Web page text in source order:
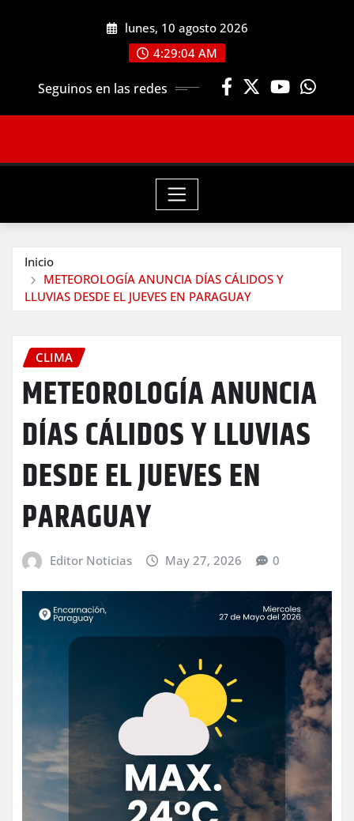
lunes, 10 agosto 2026
4:29:05 AM
Seguinos en las redes
Inicio
METEOROLOGÍA ANUNCIA DÍAS CÁLIDOS Y
LLUVIAS DESDE EL JUEVES EN PARAGUAY
CLIMA
METEOROLOGÍA ANUNCIA
DÍAS CÁLIDOS Y LLUVIAS
DESDE EL JUEVES EN
PARAGUAY
Editor Noticias May 27, 2026 0